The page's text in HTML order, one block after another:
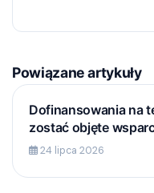
Powiązane artykuły
Dofinansowania na
zostać objęte
24 lipca 2026